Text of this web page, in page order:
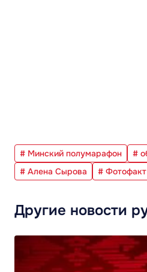
# Минский полумарафон #
# Алена Сырова
# Фотофакт
Другие новости